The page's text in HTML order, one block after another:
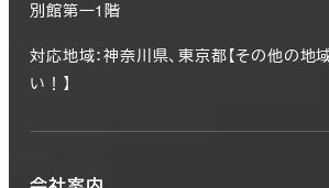
別館第一1階
対応地域：神奈川県、東京都【その他の地
い！】